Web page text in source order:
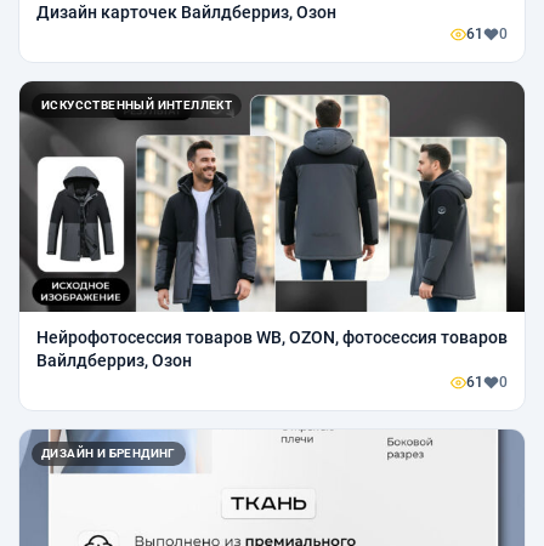
Дизайн карточек Вайлдберриз, Озон
61 0
ИСКУССТВЕННЫЙ ИНТЕЛЛЕКТ
Нейрофотосессия товаров WB, OZON, фотосессия товаров
Вайлдберриз, Озон
61 0
ДИЗАЙН И БРЕНДИНГ